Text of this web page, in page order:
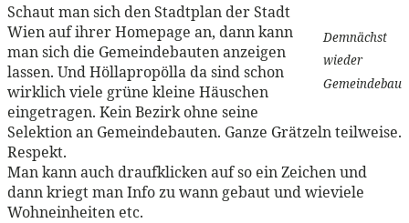
Demnächst
wieder
Gemeindebau
Schaut man sich den Stadtplan der Stadt
Wien auf ihrer Homepage an, dann kann
man sich die Gemeindebauten anzeigen
lassen. Und Höllapropölla da sind schon
wirklich viele grüne kleine Häuschen
eingetragen. Kein Bezirk ohne seine
Selektion an Gemeindebauten. Ganze Grätzeln teilweise.
Respekt.
Man kann auch draufklicken auf so ein Zeichen und
dann kriegt man Info zu wann gebaut und wieviele
Wohneinheiten etc.